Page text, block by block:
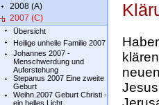
2008 (A)
2007 (C)
Übersicht
Heilige unheile Familie 2007
Johannes 2007 -
Menschwerdung und
Auferstehung
Stepanus 2007 Eine zweite
Geburt
Weihn.2007 Geburt Christi -
ein helles Licht